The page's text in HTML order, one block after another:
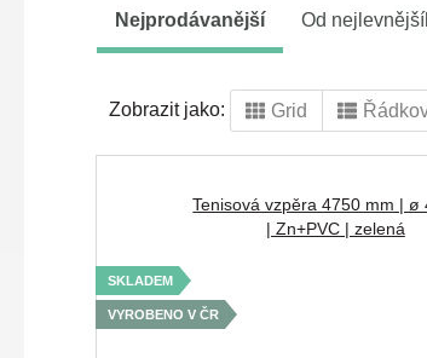
Nejprodávanější Od
Zobrazit jako: Grid
Tenisová vzpěra 4750 mm | ø
| Zn+PVC | zelená
SKLADEM
VYROBENO V ČR